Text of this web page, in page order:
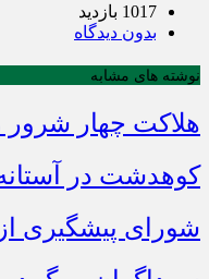
1017 بازدید
بدون دیدگاه
نوشته های مشابه
هلاکت چهار شرور مسلح وکشف
کوهدشت در
شورای پیشگیری